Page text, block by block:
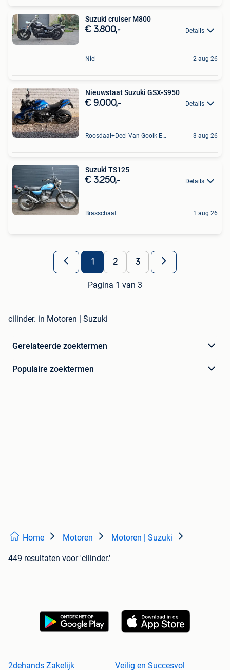
Suzuki cruiser M800
€ 3.800,- Details
Niel 2 aug 26
Nieuwstaat Suzuki GSX-S950
€ 9.000,- Details
Roosdaal+Deel Van Gooik En Sint-Kwintens-Lennik 3 aug 26
Suzuki TS125
€ 3.250,- Details
Brasschaat 1 aug 26
1 2 3
Pagina 1 van 3
cilinder. in Motoren | Suzuki
Gerelateerde zoektermen
Populaire zoektermen
Home Motoren Motoren | Suzuki
449 resultaten voor 'cilinder.'
2dehands Zakelijk Veilig en Succesvol